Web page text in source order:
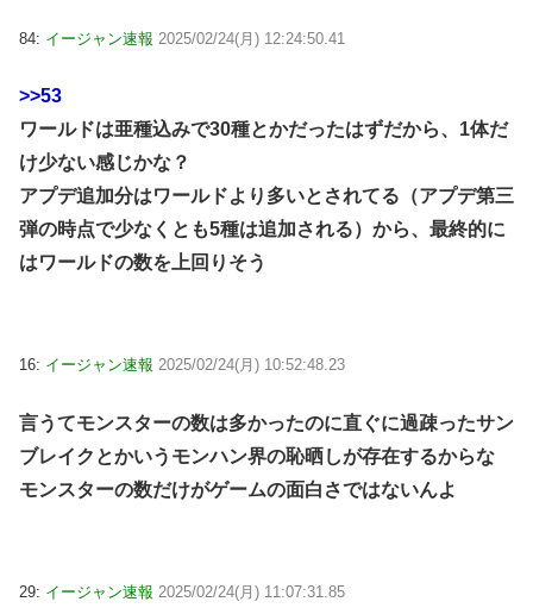
84: イージャン速報 2025/02/24(月) 12:24:50.41
>>53
ワールドは亜種込みで30種とかだったはずだから、1体だ
け少ない感じかな？
アプデ追加分はワールドより多いとされてる（アプデ第三
弾の時点で少なくとも5種は追加される）から、最終的に
はワールドの数を上回りそう
16: イージャン速報 2025/02/24(月) 10:52:48.23
言うてモンスターの数は多かったのに直ぐに過疎ったサン
ブレイクとかいうモンハン界の恥晒しが存在するからな
モンスターの数だけがゲームの面白さではないんよ
29: イージャン速報 2025/02/24(月) 11:07:31.85